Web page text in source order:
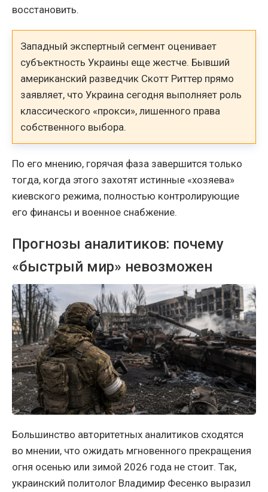
восстановить.
Западный экспертный сегмент оценивает
субъектность Украины еще жестче. Бывший
американский разведчик Скотт Риттер прямо
заявляет, что Украина сегодня выполняет роль
классического «прокси», лишенного права
собственного выбора.
По его мнению, горячая фаза завершится только
тогда, когда этого захотят истинные «хозяева»
киевского режима, полностью контролирующие
его финансы и военное снабжение.
Прогнозы аналитиков: почему
«быстрый мир» невозможен
Большинство авторитетных аналитиков сходятся
во мнении, что ожидать мгновенного прекращения
огня осенью или зимой 2026 года не стоит. Так,
украинский политолог Владимир Фесенко выразил